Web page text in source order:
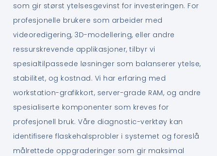
som gir størst ytelsesgevinst for investeringen. For
profesjonelle brukere som arbeider med
videoredigering, 3D-modellering, eller andre
ressurskrevende applikasjoner, tilbyr vi
spesialtilpassede løsninger som balanserer ytelse,
stabilitet, og kostnad. Vi har erfaring med
workstation-grafikkort, server-grade RAM, og andre
spesialiserte komponenter som kreves for
profesjonell bruk. Våre diagnostic-verktøy kan
identifisere flaskehalsprobler i systemet og foreslå
målrettede oppgraderinger som gir maksimal